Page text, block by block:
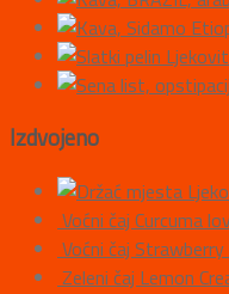
Izdvojeno
Voćni čaj Curcuma
Voćni čaj Strawberry
Zeleni čaj Lemon